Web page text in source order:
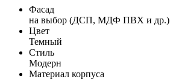
Фасад
на выбор (ДСП, МДФ ПВХ и др.)
Цвет
Темный
Стиль
Модерн
Материал корпуса